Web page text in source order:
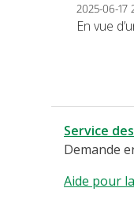
2025-06-17
En vue
Service
Demande
Aide pour